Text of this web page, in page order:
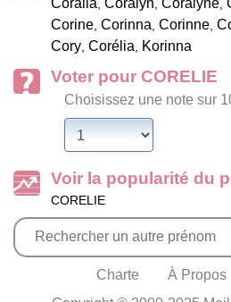
Coralia, Coralyn, Coralyne,
Corine, Corinna, Corinne,
Cory, Corélia, Korinna
Voter pour CORELIE
Choisissez une note sur
Voir la popularité du
CORELIE
Charte À Propos